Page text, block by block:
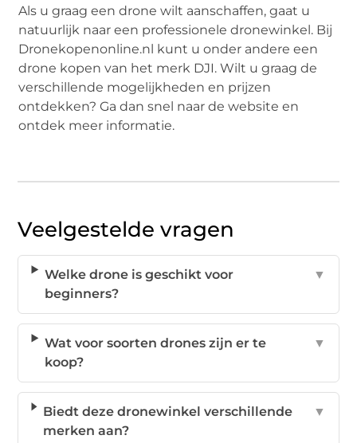
Als u graag een drone wilt aanschaffen, gaat u
natuurlijk naar een professionele dronewinkel. Bij
Dronekopenonline.nl kunt u onder andere een
drone kopen van het merk DJI. Wilt u graag de
verschillende mogelijkheden en prijzen
ontdekken? Ga dan snel naar de website en
ontdek meer informatie.
Veelgestelde vragen
Welke drone is geschikt voor
beginners?
▼
Wat voor soorten drones zijn er te
koop?
▼
Biedt deze dronewinkel verschillende
merken aan?
▼